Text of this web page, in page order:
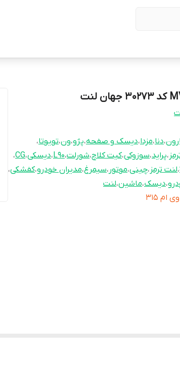
،دنا،مزدا،دیسک و صفحه،پژو،ون،تویوتا،
،پراید،سوزوکی،کیت کلاچ،شورلت،L90،دیسکی،CG،
،لنت ترمز ،چینی،موتور ،سیمرغ،مدیران خودرو،کفشکی،
،دیسک،ماشین،لنت
315